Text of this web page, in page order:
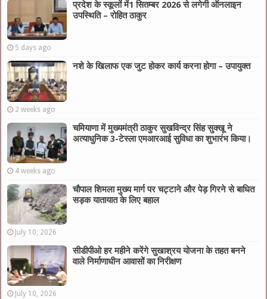
प्रदेश के स्कूलों में1 सितम्बर 2026 से लगेगी ऑनलाइन
उपस्थिति – रोहित ठाकुर
5 days ago
नशे के खिलाफ एक जुट होकर कार्य करना होगा – उपायुक्त
2 weeks ago
चमियाणा में मुख्यमंत्री ठाकुर सुखविन्द्र सिंह सुक्खू ने
अत्याधुनिक 3-टेस्ला एमआरआई सुविधा का शुभारंभ किया।
4 weeks ago
चौपाल शिमला मुख्य मार्ग पर चट्टाने और पेड़ गिरने से बाधित
सड़क यातायात के लिए बहाल
July 10, 2026
सीडीपीओ हर महीने करेंगे सुखाश्रय योजना के तहत बनने
वाले निर्माणाधीन आवासों का निरीक्षण
July 10, 2026